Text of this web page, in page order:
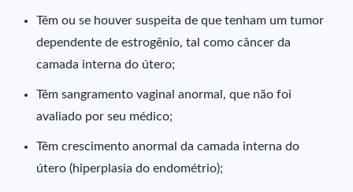
Têm ou se houver suspeita de que tenham um tumor
dependente de estrogênio, tal como câncer da
camada interna do útero;
Têm sangramento vaginal anormal, que não foi
avaliado por seu médico;
Têm crescimento anormal da camada interna do
útero (hiperplasia do endométrio);